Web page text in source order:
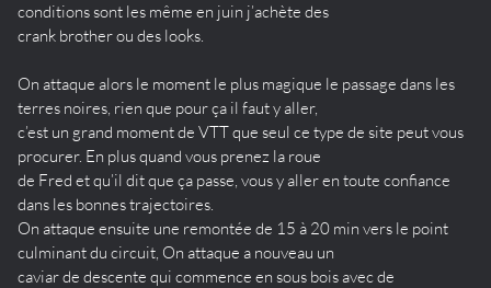
conditions sont les même en juin j’achète des
crank brother ou des looks.
On attaque alors le moment le plus magique le passage dans les
terres noires, rien que pour ça il faut y aller,
c’est un grand moment de VTT que seul ce type de site peut vous
procurer. En plus quand vous prenez la roue
de Fred et qu’il dit que ça passe, vous y aller en toute confiance
dans les bonnes trajectoires.
On attaque ensuite une remontée de 15 à 20 min vers le point
culminant du circuit, On attaque a nouveau un
caviar de descente qui commence en sous bois avec de